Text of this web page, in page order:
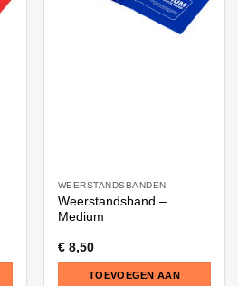
WEERSTANDSBANDEN
Weerstandsband –
Medium
€8,50
TOEVOEGEN AAN